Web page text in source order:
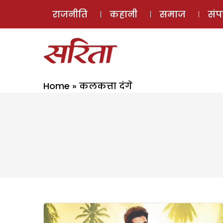
राजनीति कहानी समाज
Home » कलकत्ता दंगे